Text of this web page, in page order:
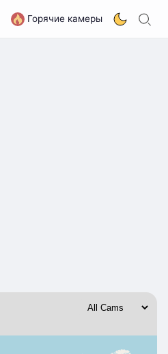
Горячие камеры